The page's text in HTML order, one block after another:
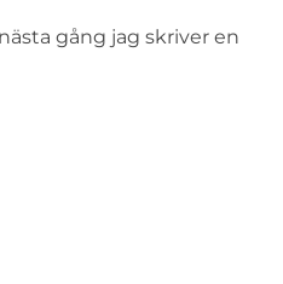
gång jag skriver en